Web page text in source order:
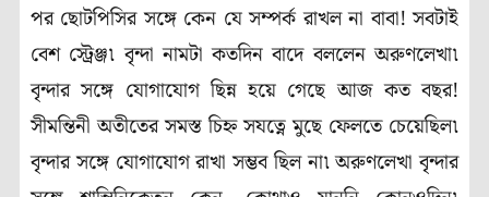
পর ছোটপিসির সঙ্গে কেন যে সম্পর্ক রাখল না বাবা! সবটাই
বেশ স্ট্রেঞ্জ৷ বৃন্দা নামটা কতদিন বাদে বললেন অরুণলেখা৷
বৃন্দার সঙ্গে যোগাযোগ ছিন্ন হয়ে গেছে আজ কত বছর!
সীমন্তিনী অতীতের সমস্ত চিহ্ন সযত্নে মুছে ফেলতে চেয়েছিল৷
বৃন্দার সঙ্গে যোগাযোগ রাখা সম্ভব ছিল না৷ অরুণলেখা বৃন্দার